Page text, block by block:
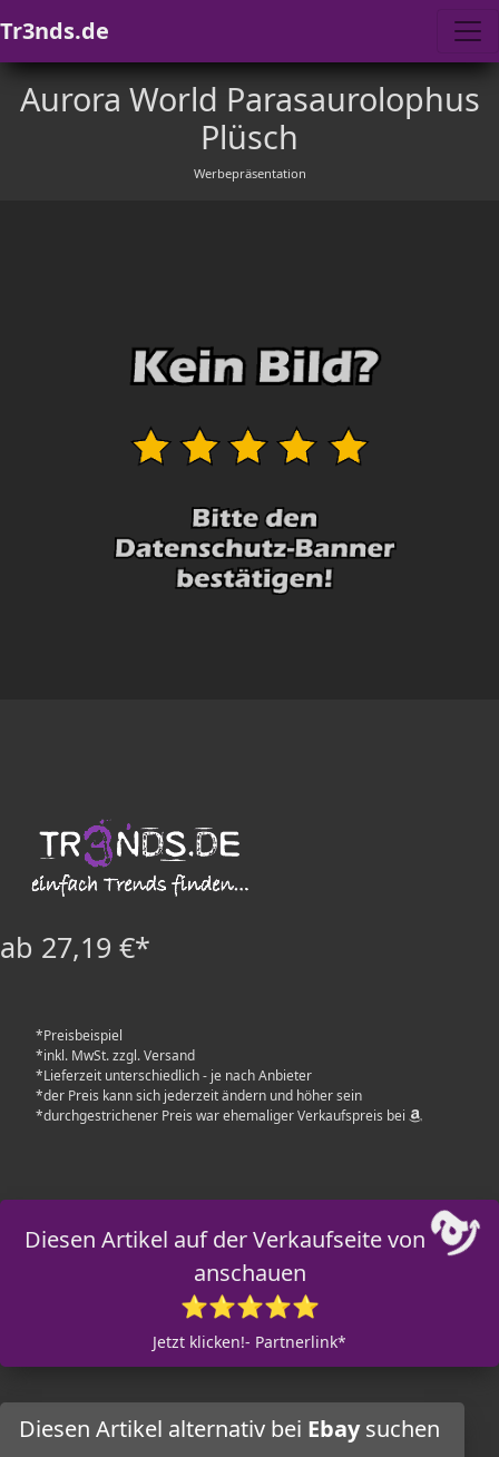
Tr3nds.de
Aurora World Parasaurolophus
Plüsch
Werbepräsentation
ab 27,19 €*
*Preisbeispiel
*inkl. MwSt. zzgl. Versand
*Lieferzeit unterschiedlich - je nach Anbieter
*der Preis kann sich jederzeit ändern und höher sein
*durchgestrichener Preis war ehemaliger Verkaufspreis bei
Diesen Artikel auf der Verkaufseite von
anschauen
⭐⭐⭐⭐⭐
Jetzt klicken!- Partnerlink*
Diesen Artikel alternativ bei Ebaysuchen